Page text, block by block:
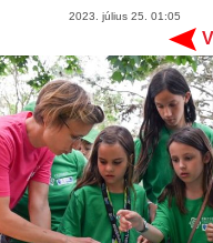
2023. július 25. 01:05